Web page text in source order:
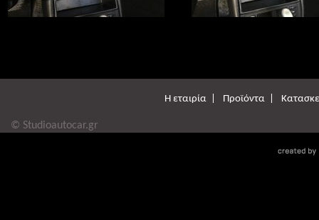
Η εταιρία Προϊόντα
© Studioautocar.gr